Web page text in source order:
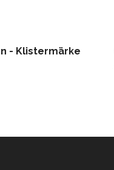
- Klistermärke